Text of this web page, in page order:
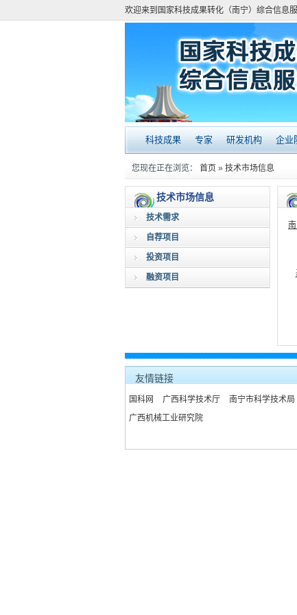
欢迎来到国家科技成果转化（南宁）综合信息
科技成果 专家 研发机构 企业
您现在正在浏览： 首页 » 技术市场信息
技术市场信息
技术需求
自荐项目
投资项目
融资项目
友情链接
国科网 广西科学技术厅 南宁市科学技术局
广西机械工业研究院